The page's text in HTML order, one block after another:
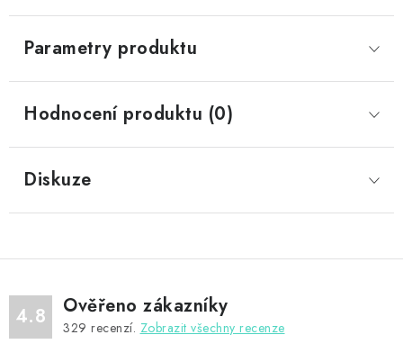
Parametry produktu
Hodnocení produktu (0)
Diskuze
4.8 Ověřeno zákazníky
329 recenzí. Zobrazit všechny recenze